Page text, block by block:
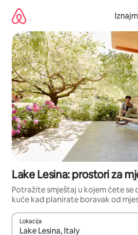
sadržaj
Lake Lesina: prostori za
Potražite smještaj u kojem ćete se
kuće kad planirate boravak od
Lokacija
Kada budu dostupni rezultati, moći